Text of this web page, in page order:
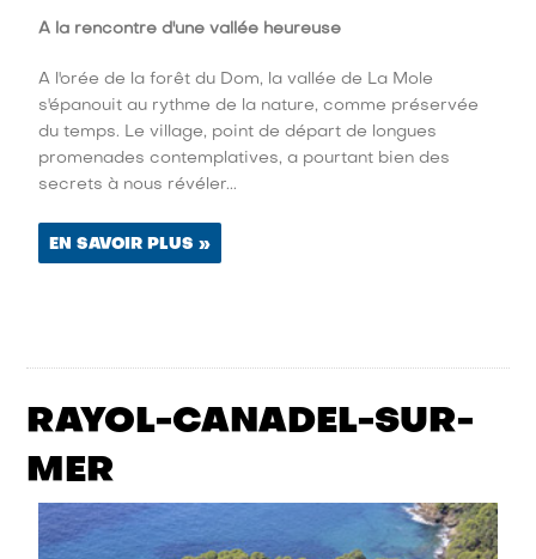
A la rencontre d'une vallée heureuse
A l'orée de la forêt du Dom, la vallée de La Mole
s'épanouit au rythme de la nature, comme préservée
du temps. Le village, point de départ de longues
promenades contemplatives, a pourtant bien des
secrets à nous révéler...
EN SAVOIR PLUS »
RAYOL-CANADEL-SUR-
MER